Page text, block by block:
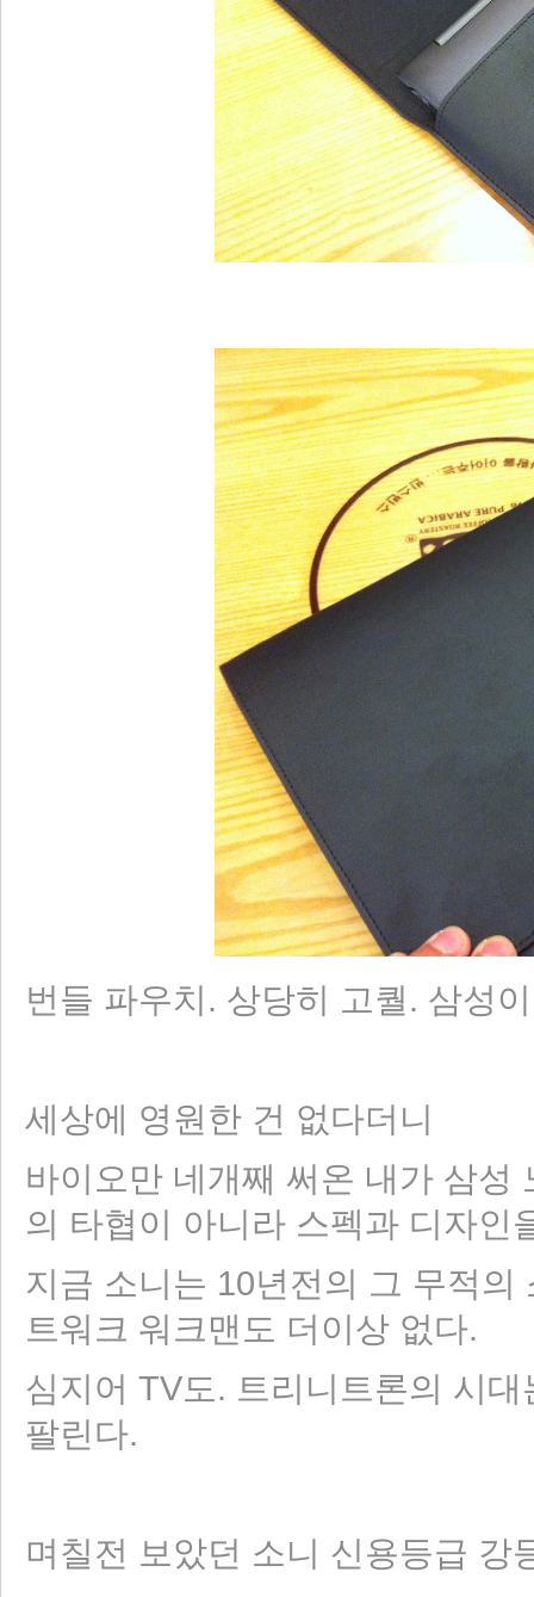
번들 파우치. 상당히 고퀄. 삼성
세상에 영원한 건 없다더니
바이오만 네개째 써온 내가 삼성
의 타협이 아니라 스펙과 디자인
지금 소니는 10년전의 그 무적
트워크 워크맨도 더이상 없다.
심지어 TV도. 트리니트론의 시
팔린다.
며칠전 보았던 소니 신용등급 강